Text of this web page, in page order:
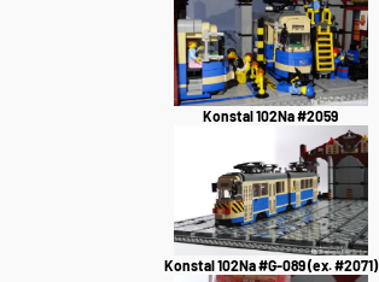
Konstal 102Na #2059
Konstal 102Na #G-089 (ex. #2071)